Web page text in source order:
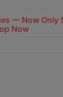
— Now Only
Now